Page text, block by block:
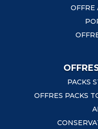
OFFRE
PACKS
OFFRES PACKS